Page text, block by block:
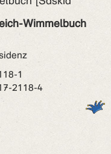
Wimmelbuch
1
2118-4